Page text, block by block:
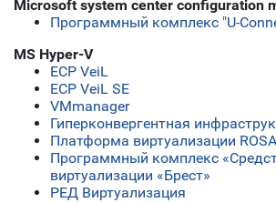
Microsoft system center configuration
Программный комплекс "U-
MS Hyper-V
ECP VeiL
ECP VeiL SE
VMmanager
Гиперконвергентная
Платформа виртуализации
Программный комплекс
виртуализации «Брест»
РЕД Виртуализация